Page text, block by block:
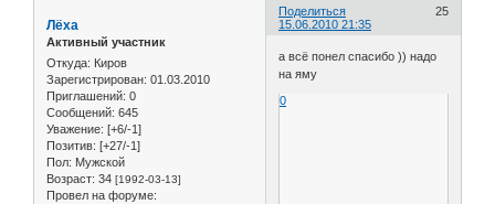
Поделиться
25
15.06.2010 21:35
Лёха
Активный участник
Откуда: Киров
Зарегистрирован: 01.03.2010
Приглашений: 0
Сообщений: 645
Уважение: [+6/-1]
Позитив: [+27/-1]
Пол: Мужской
Возраст: 34 [1992-03-13]
Провел на форуме:
а всё понел спасибо )) надо
на яму
0